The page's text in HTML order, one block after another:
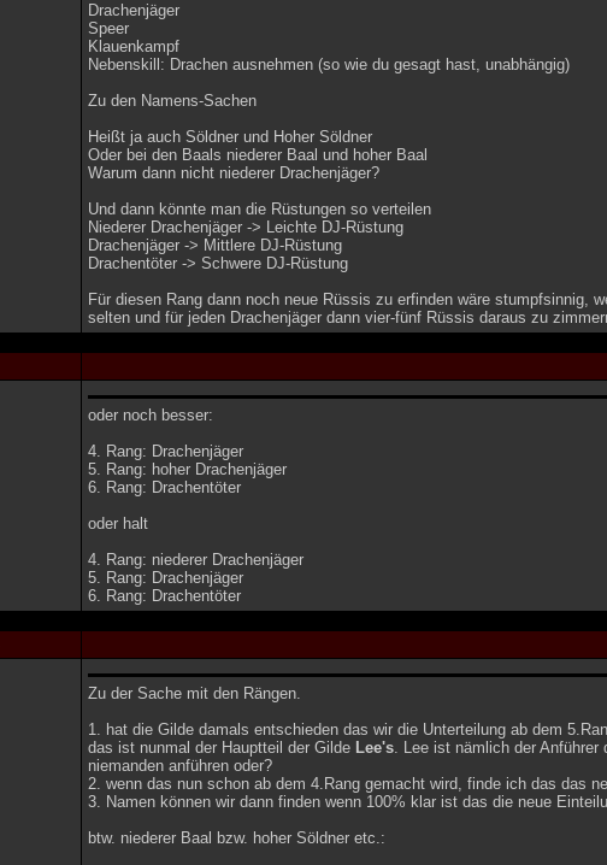
Drachenjäger
Speer
Klauenkampf
Nebenskill: Drachen ausnehmen (so wie du gesagt hast, unabhängig)
Zu den Namens-Sachen
Heißt ja auch Söldner und Hoher Söldner
Oder bei den Baals niederer Baal und hoher Baal
Warum dann nicht niederer Drachenjäger?
Und dann könnte man die Rüstungen so verteilen
Niederer Drachenjäger -> Leichte DJ-Rüstung
Drachenjäger -> Mittlere DJ-Rüstung
Drachentöter -> Schwere DJ-Rüstung
Für diesen Rang dann noch neue Rüssis zu erfinden wäre stumpfsinnig,
selten und für jeden Drachenjäger dann vier-fünf Rüssis daraus zu
oder noch besser:
4. Rang: Drachenjäger
5. Rang: hoher Drachenjäger
6. Rang: Drachentöter
oder halt
4. Rang: niederer Drachenjäger
5. Rang: Drachenjäger
6. Rang: Drachentöter
Zu der Sache mit den Rängen.
1. hat die Gilde damals entschieden das wir die Unterteilung ab dem
das ist nunmal der Hauptteil der Gilde Lee's. Lee ist nämlich der Anführer
niemanden anführen oder?
2. wenn das nun schon ab dem 4.Rang gemacht wird, finde ich das das
3. Namen können wir dann finden wenn 100% klar ist das die neue
btw. niederer Baal bzw. hoher Söldner etc.: